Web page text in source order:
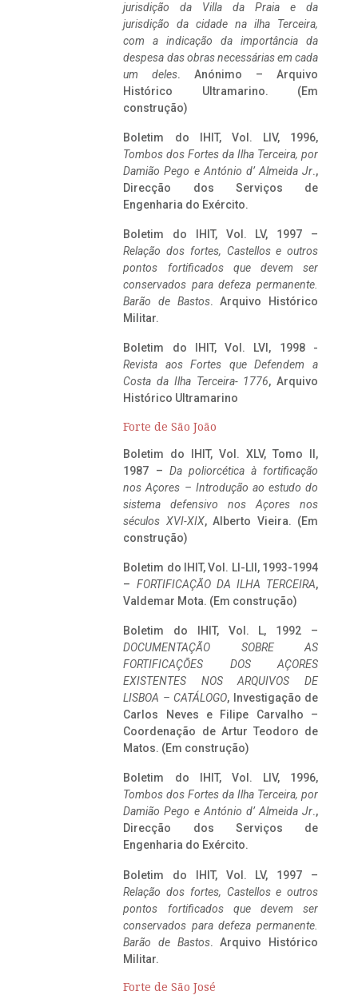
jurisdição da Villa da Praia e da
jurisdição da cidade na ilha Terceira,
com a indicação da importância da
despesa das obras necessárias em cada
um deles. Anónimo – Arquivo
Histórico Ultramarino. (Em
construção)
Boletim do IHIT, Vol. LIV, 1996,
Tombos dos Fortes da Ilha Terceira, por
Damião Pego e António d’ Almeida Jr.,
Direcção dos Serviços de
Engenharia do Exército.
Boletim do IHIT, Vol. LV, 1997 –
Relação dos fortes, Castellos e outros
pontos fortificados que devem ser
conservados para defeza permanente.
Barão de Bastos. Arquivo Histórico
Militar.
Boletim do IHIT, Vol. LVI, 1998 -
Revista aos Fortes que Defendem a
Costa da Ilha Terceira- 1776, Arquivo
Histórico Ultramarino
Forte de São João
Boletim do IHIT, Vol. XLV, Tomo II,
1987 – Da poliorcética à fortificação
nos Açores – Introdução ao estudo do
sistema defensivo nos Açores nos
séculos XVI-XIX, Alberto Vieira. (Em
construção)
Boletim do IHIT, Vol. LI-LII, 1993-1994
– FORTIFICAÇÃO DA ILHA TERCEIRA,
Valdemar Mota. (Em construção)
Boletim do IHIT, Vol. L, 1992 –
DOCUMENTAÇÃO SOBRE AS
FORTIFICAÇÕES DOS AÇORES
EXISTENTES NOS ARQUIVOS DE
LISBOA – CATÁLOGO, Investigação de
Carlos Neves e Filipe Carvalho –
Coordenação de Artur Teodoro de
Matos. (Em construção)
Boletim do IHIT, Vol. LIV, 1996,
Tombos dos Fortes da Ilha Terceira, por
Damião Pego e António d’ Almeida Jr.,
Direcção dos Serviços de
Engenharia do Exército.
Boletim do IHIT, Vol. LV, 1997 –
Relação dos fortes, Castellos e outros
pontos fortificados que devem ser
conservados para defeza permanente.
Barão de Bastos. Arquivo Histórico
Militar.
Forte de São José